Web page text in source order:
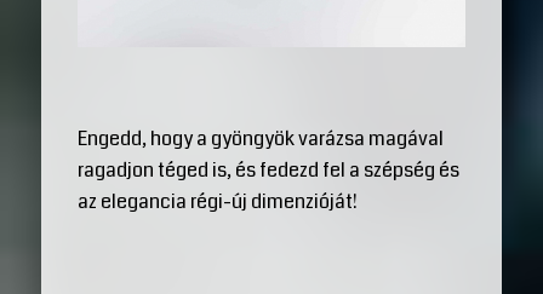
Engedd, hogy a gyöngyök varázsa magával
ragadjon téged is, és fedezd fel a szépség és
az elegancia régi-új dimenzióját!